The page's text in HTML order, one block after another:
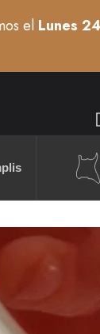
el Lunes 24